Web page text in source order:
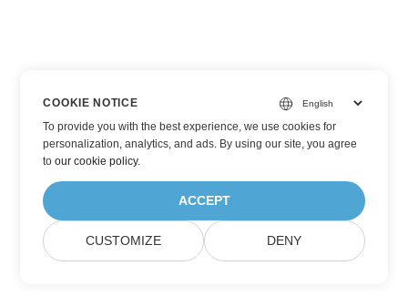
COOKIE NOTICE
To provide you with the best experience, we use cookies for
personalization, analytics, and ads. By using our site, you agree
toour cookie policy.
ACCEPT
CUSTOMIZE DENY